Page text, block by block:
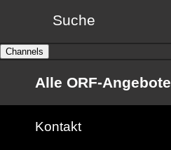
Suche
Channels
Alle ORF-Angebote
Kontakt